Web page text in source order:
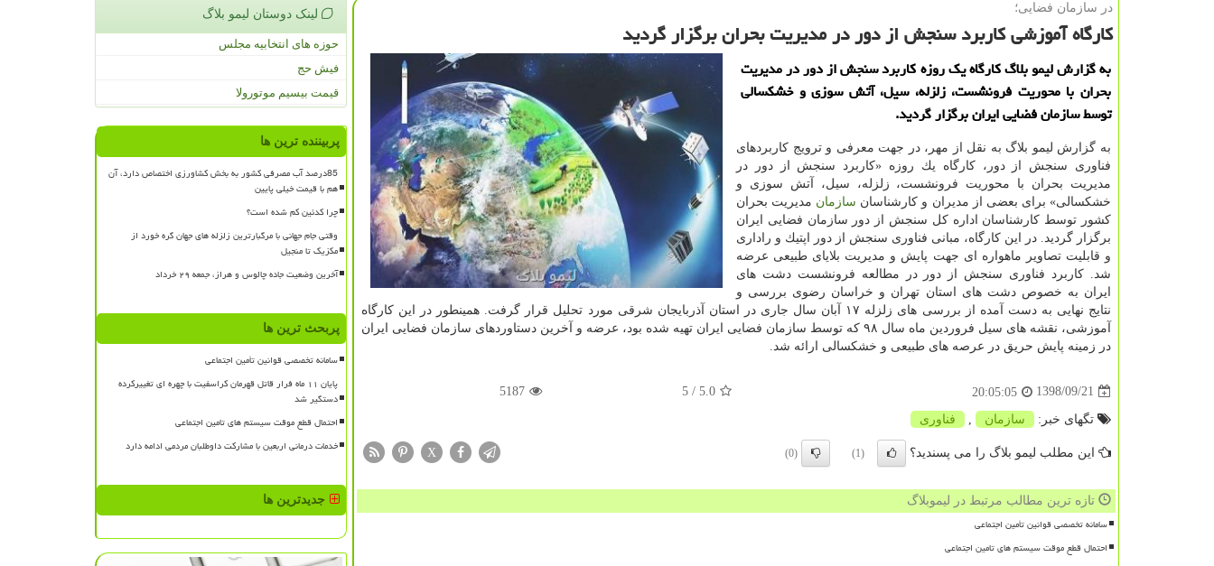
در سازمان فضایی؛
كارگاه آموزشی كاربرد سنجش از دور در مدیریت بحران برگزار گردید
به گزارش لیمو بلاگ كارگاه یك روزه كاربرد سنجش از دور در مدیریت
بحران با محوریت فرونشست، زلزله، سیل، آتش سوزی و خشكسالی
توسط سازمان فضایی ایران برگزار گردید.
به گزارش لیمو بلاگ به نقل از مهر، در جهت معرفی و ترویج كاربردهای
فناوری سنجش از دور، كارگاه یك روزه «كاربرد سنجش از دور در
مدیریت بحران با محوریت فرونشست، زلزله، سیل، آتش سوزی و
خشكسالی» برای بعضی از مدیران و كارشناسان سازمان مدیریت بحران
كشور توسط كارشناسان اداره كل سنجش از دور سازمان فضایی ایران
برگزار گردید. در این كارگاه، مبانی فناوری سنجش از دور اپتیك و راداری
و قابلیت تصاویر ماهواره ای جهت پایش و مدیریت بلایای طبیعی عرضه
شد. كاربرد فناوری سنجش از دور در مطالعه فرونشست دشت های
ایران به خصوص دشت های استان تهران و خراسان رضوی بررسی و
نتایج نهایی به دست آمده از بررسی های زلزله ۱۷ آبان سال جاری در استان آذربایجان شرقی مورد تحلیل قرار گرفت. همینطور در این كارگاه
آموزشی، نقشه های سیل فروردین ماه سال ۹۸ كه توسط سازمان فضایی ایران تهیه شده بود، عرضه و آخرین دستاوردهای سازمان فضایی ایران
در زمینه پایش حریق در عرصه های طبیعی و خشكسالی ارائه شد.
1398/09/21
20:05:05
5.0
/ 5
5187
تگهای خبر: سازمان فناوری
این مطلب لیمو بلاگ را می پسندید؟ (1)
(0)
X
تازه ترین مطالب مرتبط در لیموبلاگ
سامانه تخصصی قوانین تأمین اجتماعی
احتمال قطع موقت سیستم های تامین اجتماعی
لینک دوستان لیمو بلاگ
حوزه های انتخابیه مجلس
فیش حج
قیمت بیسیم موتورولا
پربیننده ترین ها
85درصد آب مصرفی کشور به بخش کشاورزی اختصاص دارد، آن
هم با قیمت خیلی پایین
چرا کدئین کم شده است؟
وقتی جام جهانی با مرگبارترین زلزله های جهان گره خورد از
مکزیک تا منجیل
آخرین وضعیت جاده چالوس و هراز، جمعه ۲۹ خرداد
پربحث ترین ها
سامانه تخصصی قوانین تأمین اجتماعی
پایان ۱۱ ماه فرار قاتل قهرمان کراسفیت با چهره ای تغییرکرده
دستگیر شد
احتمال قطع موقت سیستم های تامین اجتماعی
خدمات درمانی اربعین با مشارکت داوطلبان مردمی ادامه دارد
جدیدترین ها